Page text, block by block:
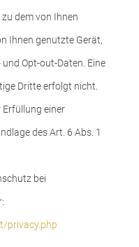
dem von Ihnen
Ihnen genutzte Gerät,
Opt-out-Daten. Eine
Dritte erfolgt nicht.
einer
des Art. 6 Abs. 1
bei
privacy.php